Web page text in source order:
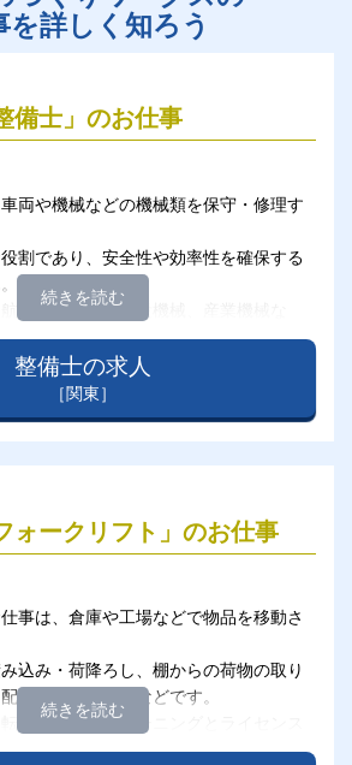
を詳しく知ろう
備士」のお仕事
両や機械などの機械類を保守・修理す
割であり、安全性や効率性を確保する
空機、列車、建設機械、産業機械な
活躍します。
整備士の求人
［関東］
ォークリフト」のお仕事
事は、倉庫や工場などで物品を移動さ
込み・荷降ろし、棚からの荷物の取り
置、荷物の搬送などです。
は、特別なトレーニングとライセンス